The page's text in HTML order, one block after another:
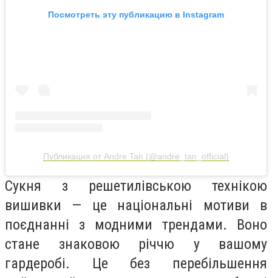
Посмотреть эту публикацию в Instagram
Публикация от Andre Tan (@andre_tan_official)
Сукня з решетилівською технікою
вишивки — це національні мотиви в
поєднанні з модними трендами. Воно
стане знаковою річчю у вашому
гардеробі. Це без перебільшення